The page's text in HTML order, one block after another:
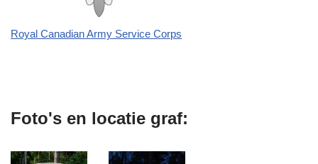
Royal Canadian Army Service Corps
Foto's en locatie graf: